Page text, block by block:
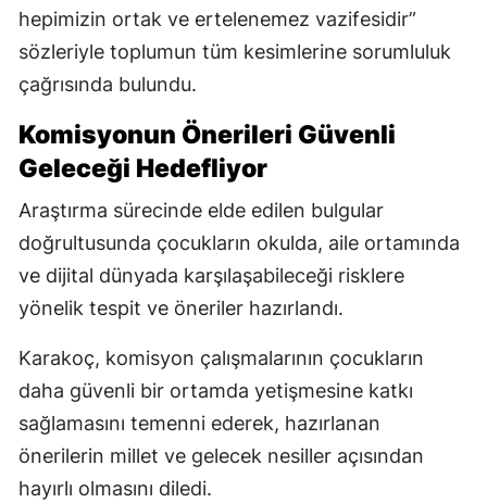
hepimizin ortak ve ertelenemez vazifesidir”
sözleriyle toplumun tüm kesimlerine sorumluluk
çağrısında bulundu.
Komisyonun Önerileri Güvenli
Geleceği Hedefliyor
Araştırma sürecinde elde edilen bulgular
doğrultusunda çocukların okulda, aile ortamında
ve dijital dünyada karşılaşabileceği risklere
yönelik tespit ve öneriler hazırlandı.
Karakoç, komisyon çalışmalarının çocukların
daha güvenli bir ortamda yetişmesine katkı
sağlamasını temenni ederek, hazırlanan
önerilerin millet ve gelecek nesiller açısından
hayırlı olmasını diledi.